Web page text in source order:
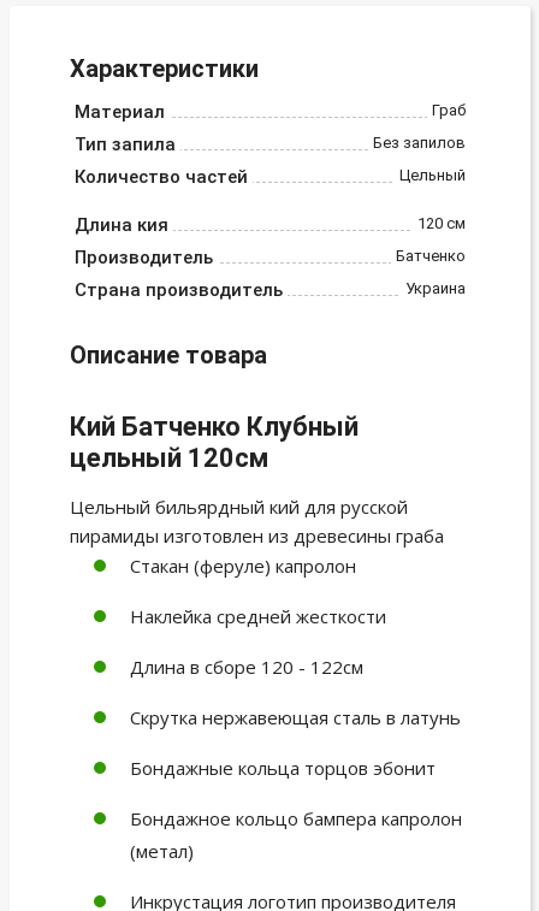
Характеристики
Материал Граб
Тип запила Без запилов
Количество частей Цельный
Длина кия 120 см
Производитель Батченко
Страна производитель Украина
Описание товара
Кий Батченко Клубный
цельный 120см
Цельный бильярдный кий для русской
пирамиды изготовлен из древесины граба
Стакан (феруле) капролон
Наклейка средней жесткости
Длина в сборе 120 - 122см
Скрутка нержавеющая сталь в латунь
Бондажные кольца торцов эбонит
Бондажное кольцо бампера капролон
(метал)
Инкрустация логотип производителя